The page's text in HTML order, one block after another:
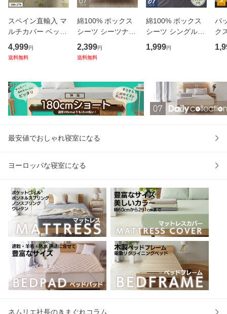
スペイン直輸入 マ
ルチカバー ベッド
カバー ベッドスプ
レッド ブランケッ
4,999円
送料無料
綿100% ボックス
シーツ シーツナビ
付き 140cm×195c
m ダブル マットレ
07シリーズ メール
便
2,399円
送料無料
綿100% ボックス
シーツ シングル
(幅97×195cm) 85S
S(幅85×195cm) マ
1,999円
パ
ク
ス
ス
最安値でおしゃれ寝室になる
ヨーロッパな寝室になる
ネムリエ社長のきまぐれコラム